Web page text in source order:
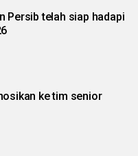
Persib telah siap hadapi
ke tim senior